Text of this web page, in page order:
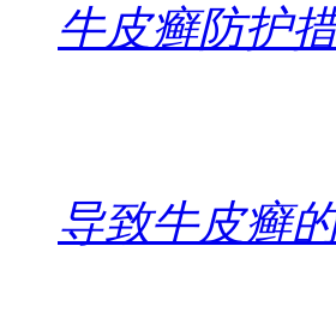
牛皮癣防护
导致牛皮癣